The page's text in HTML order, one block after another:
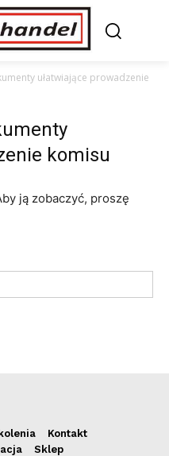
ułatwiające prowadzenie
komisu
ją zobaczyć, proszę
Kontakt
Sklep